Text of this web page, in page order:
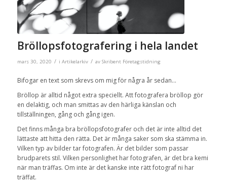
Bröllopsfotografering i hela landet
mars 30, 2020 / i Artikelarkiv / av Skribent Företagstidning
Bifogar en text som skrevs om mig för några år sedan…
Bröllop är alltid något extra speciellt. Att fotografera bröllop gör
en delaktig, och man smittas av den härliga känslan och
tillställningen, gång och gång igen.
Det finns många bra bröllopsfotografer och det är inte alltid det
lättaste att hitta den rätta. Det är många saker som ska stämma in.
Vilken typ av bilder tar fotografen. Är det bilder som passar
brudparets stil. Vilken personlighet har fotografen, är det bra kemi
när man träffas. Om inte är det kanske inte rätt fotograf ni har
träffat.